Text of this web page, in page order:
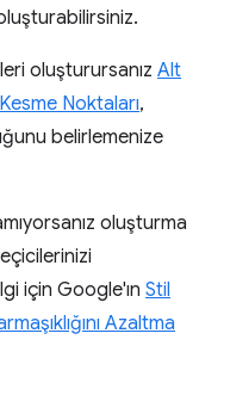
oluşturursanız Alt
Noktaları,
belirlemenize
oluşturma
için Google'ın Stil
Azaltma